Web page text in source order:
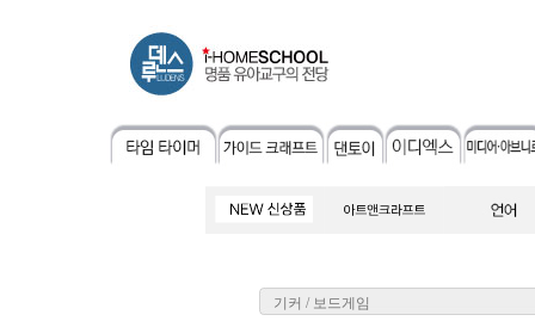
기커 / 보드게임